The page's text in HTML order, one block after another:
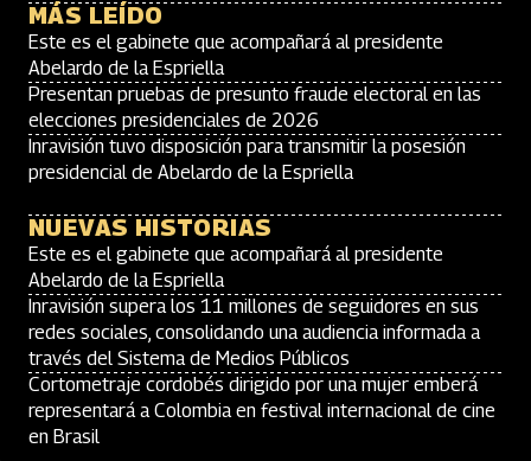
MÁS LEÍDO
Este es el gabinete que acompañará al presidente
Abelardo de la Espriella
Presentan pruebas de presunto fraude electoral en las
elecciones presidenciales de 2026
Inravisión tuvo disposición para transmitir la posesión
presidencial de Abelardo de la Espriella
NUEVAS HISTORIAS
Este es el gabinete que acompañará al presidente
Abelardo de la Espriella
Inravisión supera los 11 millones de seguidores en sus
redes sociales, consolidando una audiencia informada a
través del Sistema de Medios Públicos
Cortometraje cordobés dirigido por una mujer emberá
representará a Colombia en festival internacional de cine
en Brasil